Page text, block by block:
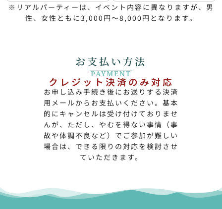
※リアルパーティーは、イベント内容に異なりますが、男
性、女性ともに3,000円〜8,000円となります。
お支払い方法
PAYMENT
クレジット決済のみ対応
お申し込み手続き後にお送りする決済
用メールからお支払いください。基本
的にキャンセルは受け付けておりませ
んが、ただし、やむを得ない事情（事
故や体調不良など）でご参加が難しい
場合は、できる限りの対応を検討させ
ていただきます。